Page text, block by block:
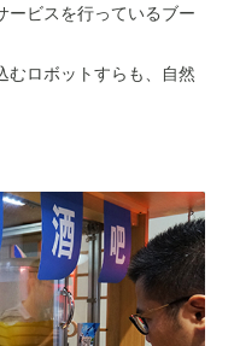
ービスを行っているブー
むロボットすらも、自然